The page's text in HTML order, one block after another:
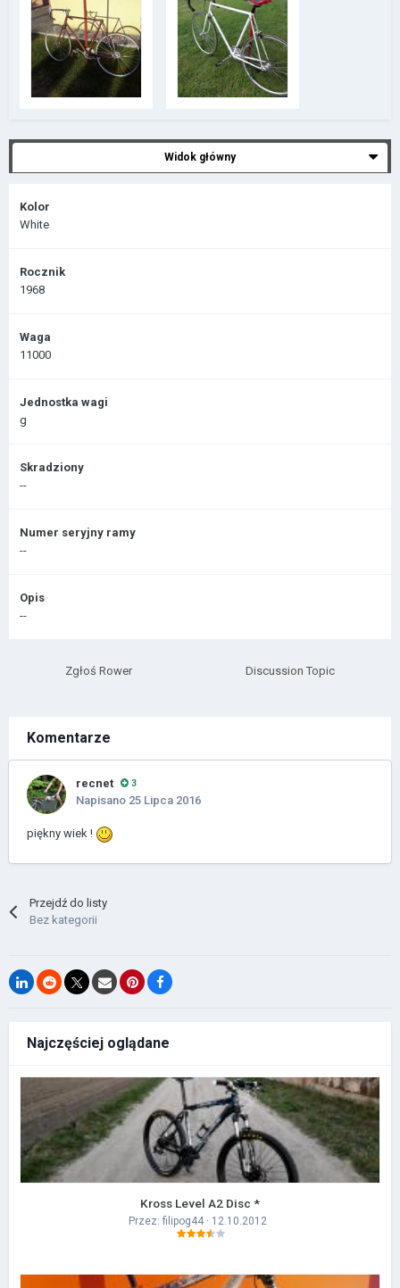
Widok główny
Kolor
White
Rocznik
1968
Waga
11000
Jednostka wagi
g
Skradziony
--
Numer seryjny ramy
--
Opis
--
Zgłoś Rower Discussion Topic
Komentarze
recnet 3
Napisano 25 Lipca 2016
piękny wiek !
Przejdź do listy
Bez kategorii
Najczęściej oglądane
Kross Level A2 Disc *
Przez: filipog44· 12.10.2012